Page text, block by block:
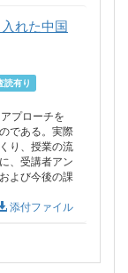
れた中国
読有り
プローチを
である。実際
り、授業の流
、受講者アン
よび今後の課
添付ファイル